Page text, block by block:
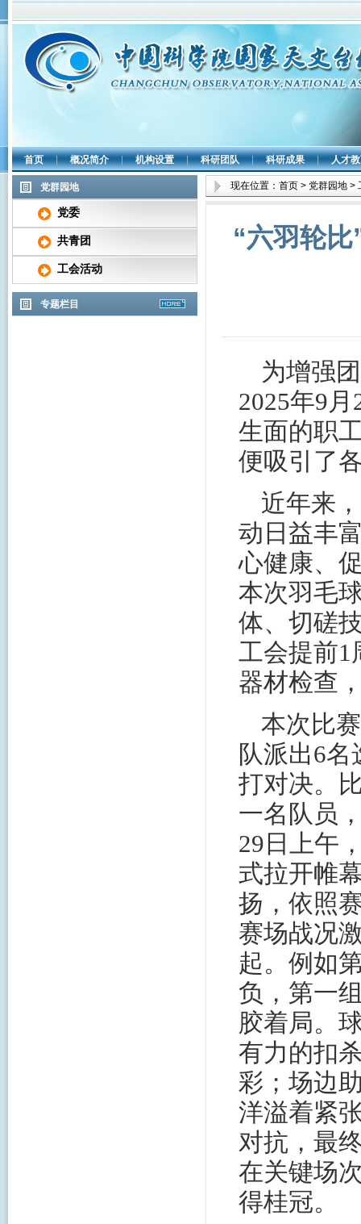
首页 | 概况简介 | 机构设置 | 科研团队 | 科研成果 | 人才
党群园地
党委
共青团
工会活动
专题栏目
现在位置： 首页 > 党群园地 >
“六羽轮
为增强
2025年9
生面的职
便吸引了
近年来
动日益丰
心健康、
本次羽毛
体、切磋
工会提前1
器材检查
本次比
队派出6
打对决。
一名队员
29日上午
式拉开帷
扬，依照
赛场战况
起。例如
负，第一
胶着局。
有力的扣
彩；场边
洋溢着紧
对抗，最
在关键场
得桂冠。